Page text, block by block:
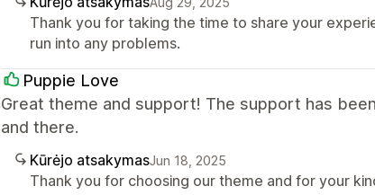
Thank you for taking the time to share your
run into any problems.
Puppie Love
Great theme and support! The support has
and there.
Kūrėjo atsakymasJun 18, 2025
Thank you for choosing our theme and for your